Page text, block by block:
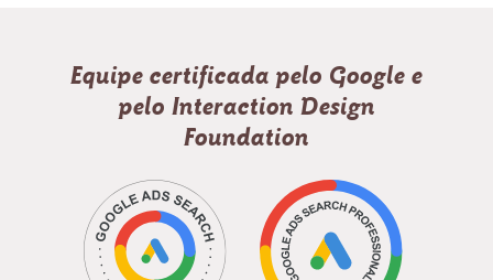
Equipe certificada pelo Google e
pelo Interaction Design
Foundation